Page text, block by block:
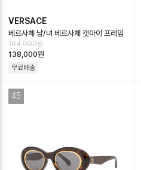
VERSACE
베르사체 남/녀 베르사체 캣아이 프레임
선글라스 - Versace Unisex Cat-
Ey…
164,000원
138,000원
무료배송
45